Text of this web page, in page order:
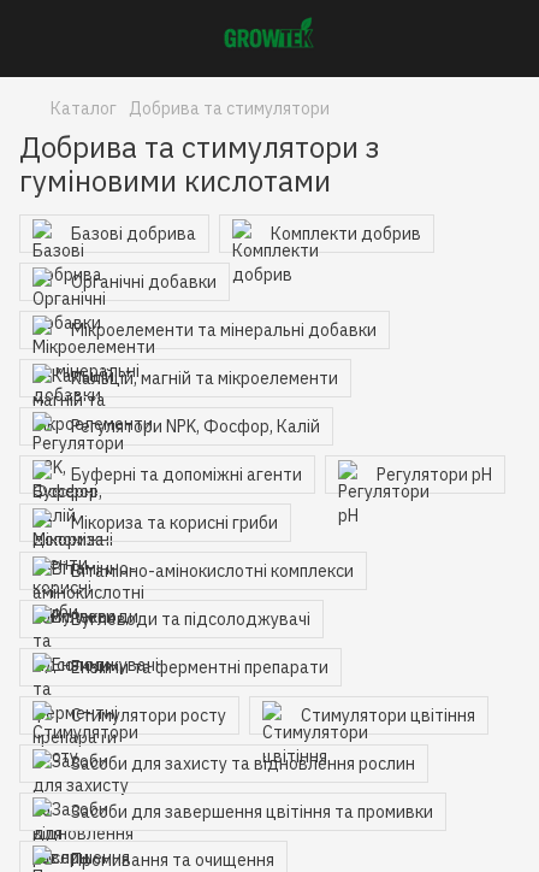
Каталог Добрива та стимулятори
Добрива та стимулятори з
гуміновими кислотами
Базові добрива Комплекти добрив
Органічні добавки
Мікроелементи та мінеральні добавки
Кальцій, магній та мікроелементи
Регулятори NPK, Фосфор, Калій
Буферні та допоміжні агенти Регулятори pH
Мікориза та корисні гриби
Вітамінно-амінокислотні комплекси
Вуглеводи та підсолоджувачі
Ензими та ферментні препарати
Стимулятори росту Стимулятори цвітіння
Засоби для захисту та відновлення рослин
Засоби для завершення цвітіння та промивки
Промивання та очищення